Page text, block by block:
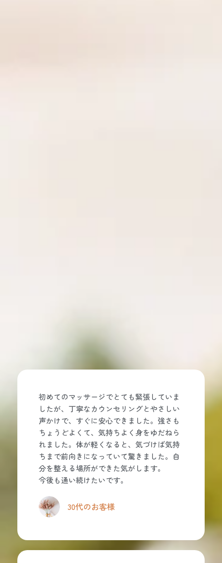
初めてのマッサージでとても緊張していま
したが、丁寧なカウンセリングとやさしい
声かけで、すぐに安心できました。強さも
ちょうどよくて、気持ちよく身をゆだねら
れました。体が軽くなると、気づけば気持
ちまで前向きになっていて驚きました。自
分を整える場所ができた気がします。
今後も通い続けたいです。
30代のお客様